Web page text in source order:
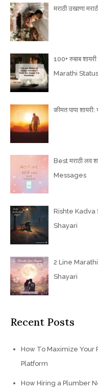
मराठी उखाणा
100+ रुबाब
Marathi Status
कीमत पापा शायरी:
Best मराठी लव
Messages
Rishte Kadva
Shayari
2 Line
Shayari
Recent Posts
How To Maximize Your
Platform
How Hiring a Plumber